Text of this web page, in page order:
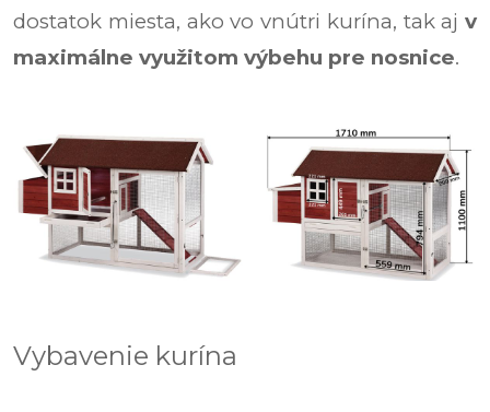
dostatok miesta, ako vo vnútri kurína, tak aj v
maximálne využitom výbehu pre nosnice.
Vybavenie kurína